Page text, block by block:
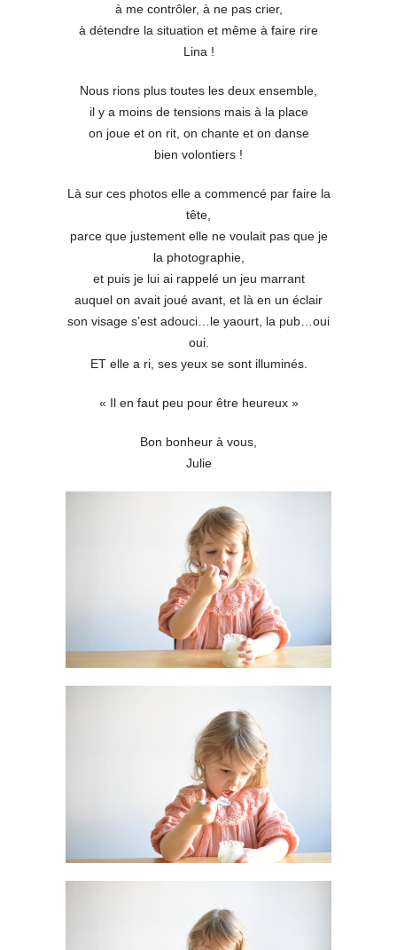
à me contrôler, à ne pas crier,
à détendre la situation et même à faire rire
Lina !
Nous rions plus toutes les deux ensemble,
il y a moins de tensions mais à la place
on joue et on rit, on chante et on danse
bien volontiers !
Là sur ces photos elle a commencé par faire la
tête,
parce que justement elle ne voulait pas que je
la photographie,
et puis je lui ai rappelé un jeu marrant
auquel on avait joué avant, et là en un éclair
son visage s’est adouci…le yaourt, la pub…oui
oui.
ET elle a ri, ses yeux se sont illuminés.
« Il en faut peu pour être heureux »
Bon bonheur à vous,
Julie